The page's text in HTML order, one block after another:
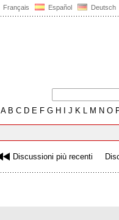
Français Español Deutsch
AB C D E F G H J K L M N O
Discussioni più recenti